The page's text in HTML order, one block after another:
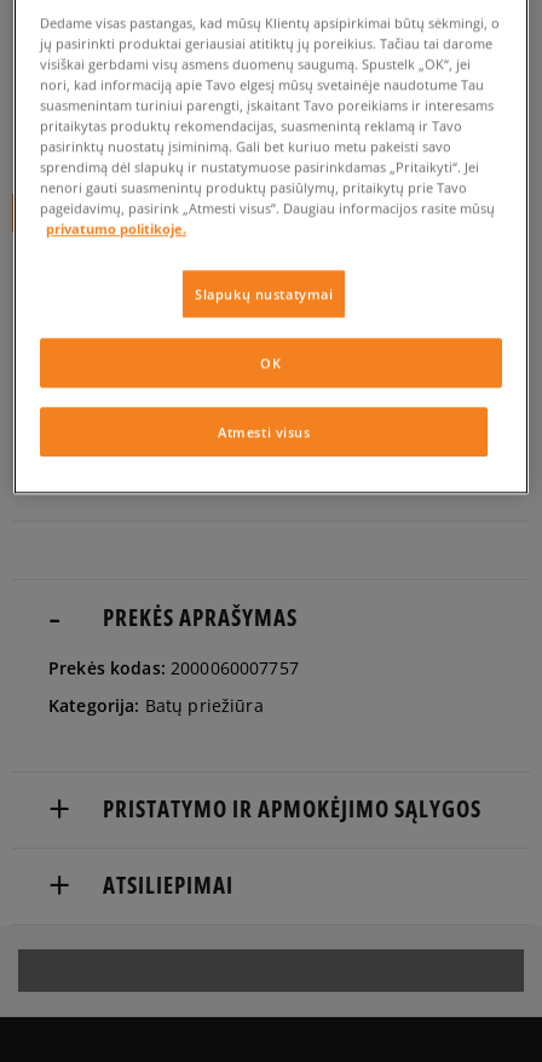
PRINTIES PINK CAMO
unisex, batų priežiūra
0.0
4,99€
+ 5 tšk.SizeerClub
Prekė neprieinama
Jei prekė vėl bus sandėlyje, gausi pranešimą iš mūsų.
Pasirinkti dydį
PREKĖS APRAŠYMAS
Prekės kodas: 2000060007757
Kategorija: Batų priežiūra
PRISTATYMO IR APMOKĖJIMO SĄLYGOS
kurjeriu
ATSILIEPIMAI
Dedame visas pastangas, kad mūsų Klientų apsipirkimai būtų sėkmingi, o
jų pasirinkti produktai geriausiai atitiktų jų poreikius. Tačiau tai darome
visiškai gerbdami visų asmens duomenų saugumą. Spustelk „OK“, jei
nori, kad informaciją apie Tavo elgesį mūsų svetainėje naudotume Tau
suasmenintam turiniui parengti, įskaitant Tavo poreikiams ir interesams
pritaikytas produktų rekomendacijas, suasmenintą reklamą ir Tavo
pasirinktų nuostatų įsiminimą. Gali bet kuriuo metu pakeisti savo
sprendimą dėl slapukų ir nustatymuose pasirinkdamas „Pritaikyti“. Jei
nenori gauti suasmenintų produktų pasiūlymų, pritaikytų prie Tavo
pageidavimų, pasirink „Atmesti visus”. Daugiau informacijos rasite mūsų
privatumo politikoje.
Slapukų nustatymai
Atmesti visus
OK